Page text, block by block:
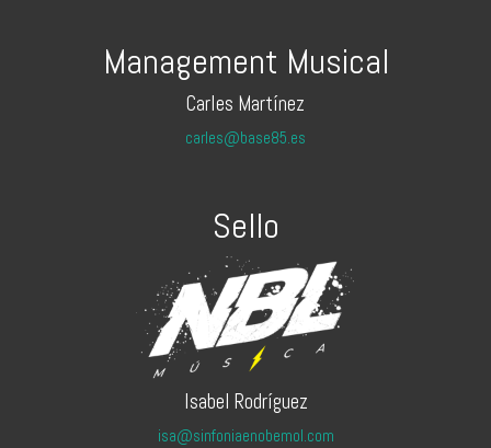
Management Musical
Carles Martínez
carles@base85.es
Sello
Isabel Rodríguez
isa@sinfoniaenobemol.com